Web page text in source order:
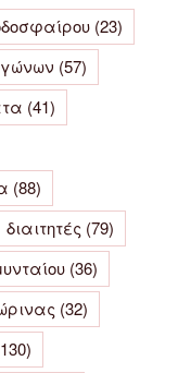
(23)
(57)
(41)
(88)
διαιτητές (79)
(36)
(32)